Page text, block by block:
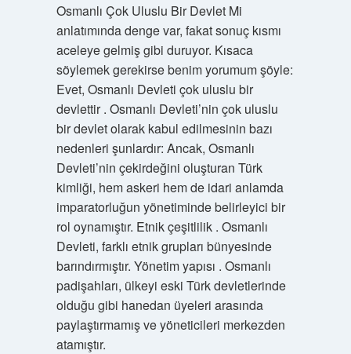
Osmanlı Çok Uluslu Bir Devlet Mi
anlatımında denge var, fakat sonuç kısmı
aceleye gelmiş gibi duruyor. Kısaca
söylemek gerekirse benim yorumum şöyle:
Evet, Osmanlı Devleti çok uluslu bir
devlettir . Osmanlı Devleti’nin çok uluslu
bir devlet olarak kabul edilmesinin bazı
nedenleri şunlardır: Ancak, Osmanlı
Devleti’nin çekirdeğini oluşturan Türk
kimliği, hem askeri hem de idari anlamda
imparatorluğun yönetiminde belirleyici bir
rol oynamıştır. Etnik çeşitlilik . Osmanlı
Devleti, farklı etnik grupları bünyesinde
barındırmıştır. Yönetim yapısı . Osmanlı
padişahları, ülkeyi eski Türk devletlerinde
olduğu gibi hanedan üyeleri arasında
paylaştırmamış ve yöneticileri merkezden
atamıştır.